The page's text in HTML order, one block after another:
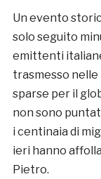
Un evento
solo seguito
emittenti
trasmesso
sparse per il
non sono
i centinaia di
ieri hanno
Pietro.